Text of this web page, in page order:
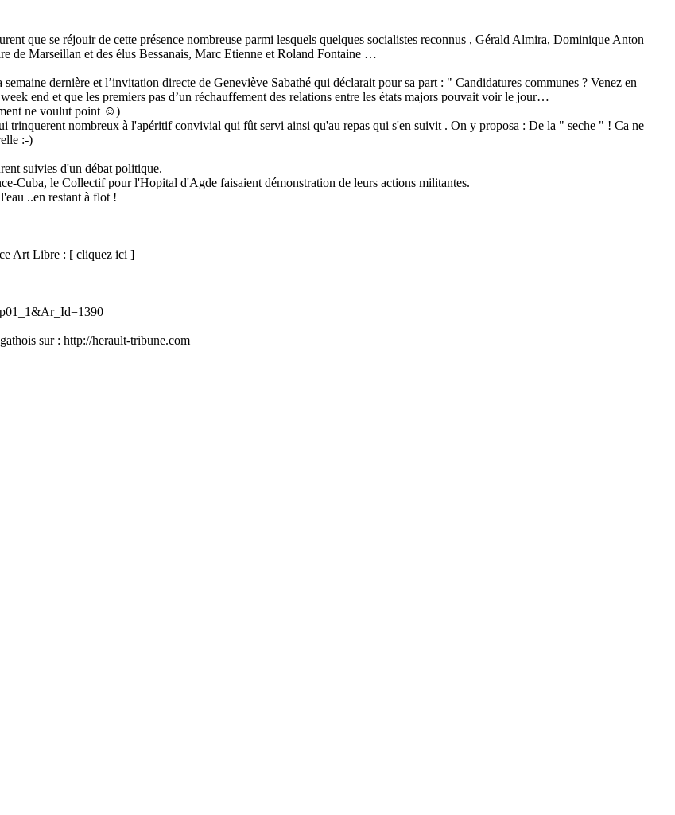
que se réjouir de cette présence nombreuse parmi lesquels quelques socialistes reconnus , Gérald Almira, Dominique Anton
Marseillan et des élus Bessanais, Marc Etienne et Roland Fontaine …
dernière et l’invitation directe de Geneviève Sabathé qui déclarait pour sa part : " Candidatures communes ? Venez en
end et que les premiers pas d’un réchauffement des relations entre les états majors pouvait voir le jour…
ne voulut point ☺)
trinquerent nombreux à l'apéritif convivial qui fût servi ainsi qu'au repas qui s'en suivit . On y proposa : De la " seche " ! Ca ne
:-)
suivies d'un débat politique.
Cuba, le Collectif pour l'Hopital d'Agde faisaient démonstration de leurs actions militantes.
..en restant à flot !
Art Libre : [ cliquez ici ]
sur : http://herault-tribune.com